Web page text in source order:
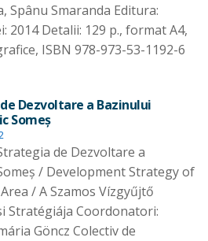
Spânu Smaranda Editura:
2014 Detalii: 129 p., format A4,
ISBN 978-973-53-1192-6
Dezvoltare a Bazinului
Someş
de Dezvoltare a
/ Development Strategy of
/ A Szamos Vízgyűjtő
Stratégiája Coordonatori:
Göncz Colectiv de